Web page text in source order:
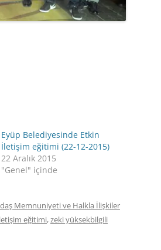
Eyüp Belediyesinde Etkin
İletişim eğitimi (22-12-2015)
22 Aralık 2015
"Genel" içinde
Memnuniyeti ve Halkla İlişkiler
eğitimi,zeki yüksekbilgili